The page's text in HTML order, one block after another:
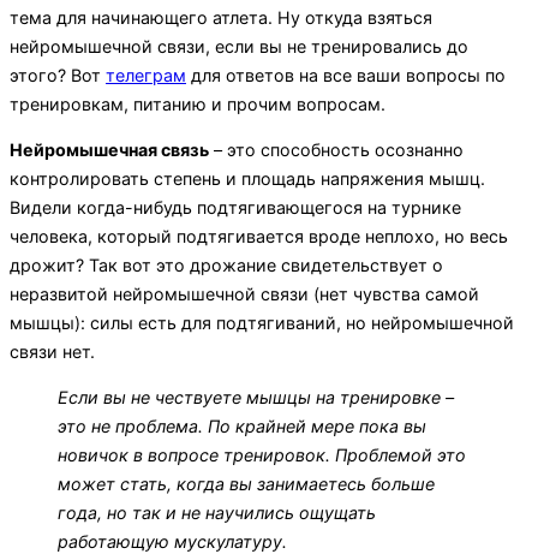
тема для начинающего атлета. Ну откуда взяться
нейромышечной связи, если вы не тренировались до
этого? Вот телеграм для ответов на все ваши вопросы по
тренировкам, питанию и прочим вопросам.
Нейромышечная связь – это способность осознанно
контролировать степень и площадь напряжения мышц.
Видели когда-нибудь подтягивающегося на турнике
человека, который подтягивается вроде неплохо, но весь
дрожит? Так вот это дрожание свидетельствует о
неразвитой нейромышечной связи (нет чувства самой
мышцы): силы есть для подтягиваний, но нейромышечной
связи нет.
Если вы не чествуете мышцы на тренировке –
это не проблема. По крайней мере пока вы
новичок в вопросе тренировок. Проблемой это
может стать, когда вы занимаетесь больше
года, но так и не научились ощущать
работающую мускулатуру.